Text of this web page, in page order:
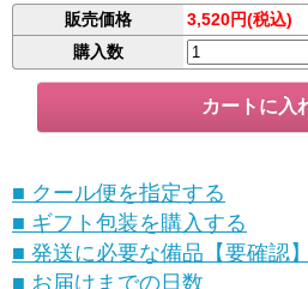
販売価格
3,520円(税込)
購入数
■ クール便を指定する
■ ギフト包装を購入する
■ 発送に必要な備品【要確認】
■ お届けまでの日数